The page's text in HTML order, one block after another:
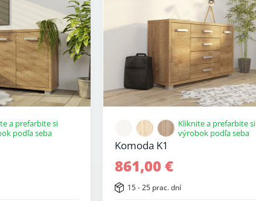
a prefarbite si
podľa seba
Kliknite a prefarbite si
výrobok podľa seba
Komoda K1
861,00 €
15 - 25 prac. dní